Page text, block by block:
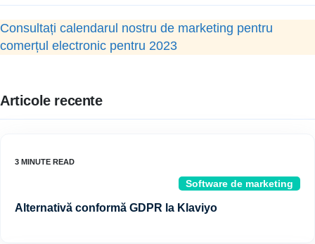
Consultați calendarul nostru de marketing pentru
comerțul electronic pentru 2023
Articole recente
Software de marketing
Alternativă conformă GDPR la Klaviyo